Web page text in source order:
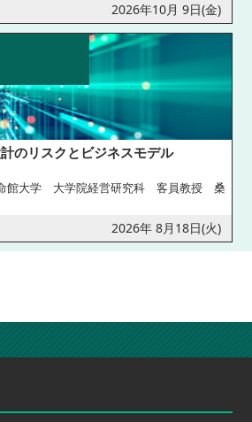
2026年10月 9日(金)
のリスクとビジネスモデル
館大学 大学院経営研究科 客員教授 桑
2026年 8月18日(火)